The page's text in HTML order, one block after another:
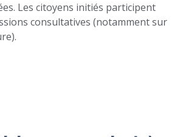
Les citoyens initiés participent
consultatives (notamment sur